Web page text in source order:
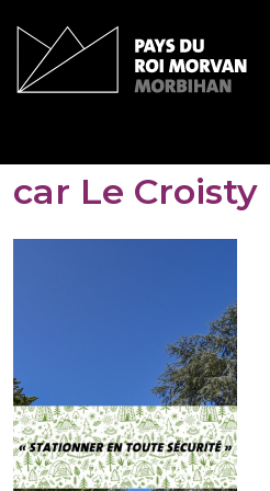
car Le Croisty